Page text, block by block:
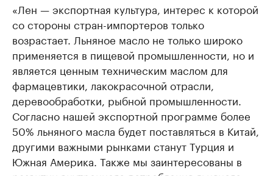
«Лен — экспортная культура, интерес к которой
со стороны стран-импортеров только
возрастает. Льняное масло не только широко
применяется в пищевой промышленности, но и
является ценным техническим маслом для
фармацевтики, лакокрасочной отрасли,
деревообработки, рыбной промышленности.
Согласно нашей экспортной программе более
50% льняного масла будет поставляться в Китай,
другими важными рынками станут Турция и
Южная Америка. Также мы заинтересованы в